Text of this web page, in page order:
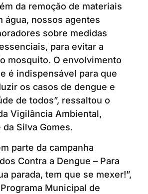
da remoção de materiais
água, nossos agentes
sobre medidas
para evitar a
mosquito. O envolvimento
é indispensável para que
os casos de dengue e
de todos”, ressaltou o
Vigilância Ambiental,
Silva Gomes.
parte da campanha
Contra a Dengue – Para
parada, tem que se mexer!”,
Municipal de